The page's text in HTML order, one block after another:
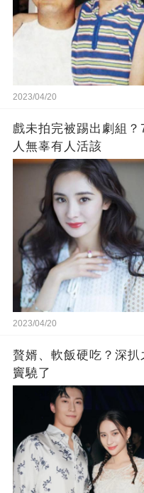
2023/04/20
戲未拍完被踢出劇組
人無辜有人活該
2023/04/20
贅婿、軟飯硬吃？深
竇驍了